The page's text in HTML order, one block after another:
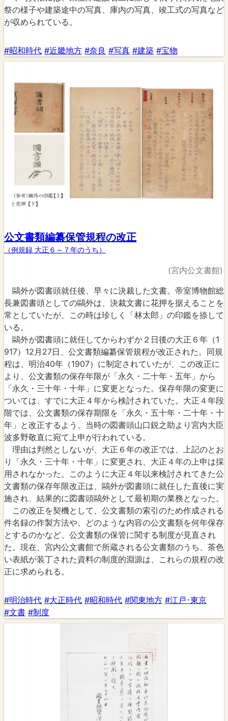
祭の様子や建築途中の写真、庫内の写真、竣工式の写真など
が収められている。
#昭和時代 #近畿地方 #奈良 #写真 #建築 #宝物
公文書類編纂保管規程の改正
（例規録 大正６～７年のうち）
(宮内公文書館)
鷗外が図書頭就任後、早々に決裁した文書。帝室博物館総
長兼図書頭としての鷗外は、決裁文書に花押を据えることを
常としていたが、この時は珍しく「林太郎」の印鑑を捺して
いる。
鷗外が図書頭に就任してからわずか２日後の大正６年（1
917）12月27日、公文書類編纂保管規程が改正された。同規
程は、明治40年（1907）に制定されていたが、この改正に
より、公文書類の保存年限が「永久・二十年・五年」から
「永久・三十年・十年」に変更となった。保存年限の変更に
ついては、すでに大正４年から検討されていた。大正４年段
階では、公文書類の保存期限を「永久・五十年・二十年・十
年」と改正するよう、当時の図書頭山口鋭之助より宮内大臣
波多野敬直に宛て上申が行われている。
理由は判然としないが、大正６年の改正では、上記のとお
り「永久・三十年・十年」に変更され、大正４年の上申は採
用されなかった。このように大正４年以来検討されてきた公
文書類の保存年限改正は、鷗外が図書頭に就任した直後に実
施され、結果的に図書頭鷗外として最初期の業務となった。
この改正を契機として、公文書類の索引のため作成される
件名録の作製方法や、どのような内容の公文書類を何年保存
とするのかなど、公文書類の保管に関する制度が見直され
た。現在、宮内公文書館で所蔵される公文書類のうち、茶色
い表紙が装丁された資料の制度的淵源は、これらの規程の改
正に求められる。
#明治時代 #大正時代 #昭和時代 #関東地方 #江戸･東京
#文書 #制度